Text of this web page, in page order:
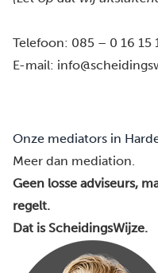
Telefoon: 085 – 0 16 15
E-mail:
Onze mediators in
Meer dan mediation.
Geen losse adviseurs,
regelt.
Dat is ScheidingsWijze.